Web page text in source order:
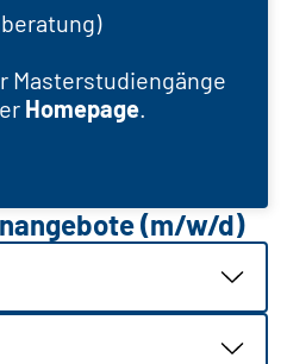
Masterstudiengänge
Homepage.
(m/w/d)